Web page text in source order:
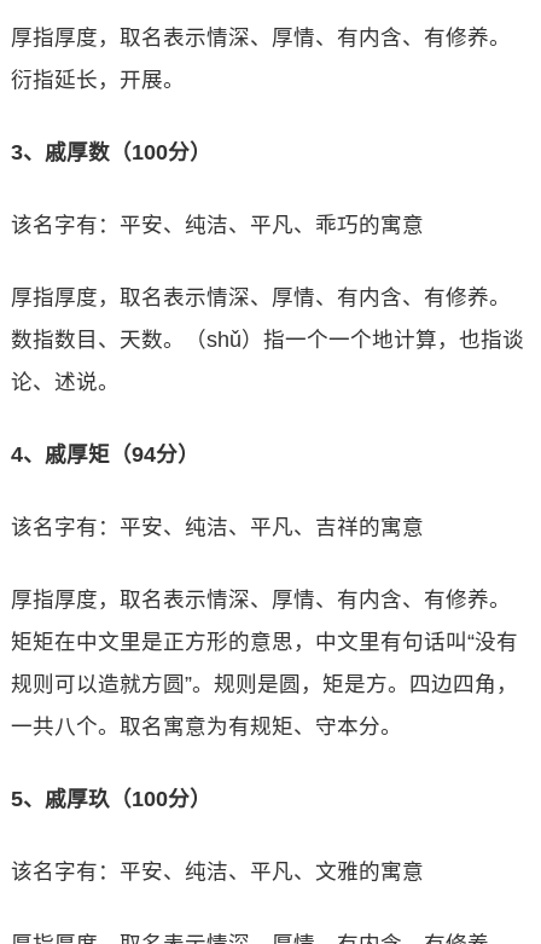
厚指厚度，取名表示情深、厚情、有内含、有修养。
衍指延长，开展。
3、戚厚数（100分）
该名字有：平安、纯洁、平凡、乖巧的寓意
厚指厚度，取名表示情深、厚情、有内含、有修养。
数指数目、天数。（shǔ）指一个一个地计算，也指谈
论、述说。
4、戚厚矩（94分）
该名字有：平安、纯洁、平凡、吉祥的寓意
厚指厚度，取名表示情深、厚情、有内含、有修养。
矩矩在中文里是正方形的意思，中文里有句话叫“没有
规则可以造就方圆”。规则是圆，矩是方。四边四角，
一共八个。取名寓意为有规矩、守本分。
5、戚厚玖（100分）
该名字有：平安、纯洁、平凡、文雅的寓意